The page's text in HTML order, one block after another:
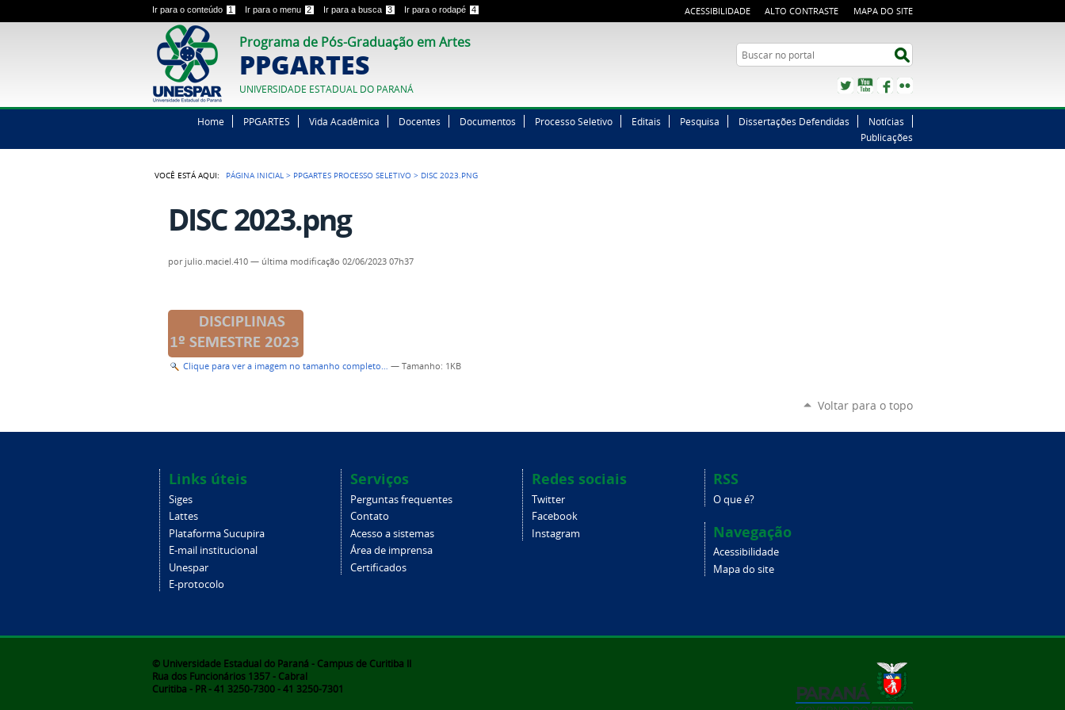
Ir para o conteúdo 1 Ir para o menu 2 Ir para a busca 3 Ir para o rodapé 4 ACESSIBILIDADE ALTO CONTRASTE MAPA DO SITE
Programa de Pós-Graduação em Artes
PPGARTES
UNIVERSIDADE ESTADUAL DO PARANÁ
Buscar no portal
TwitterYouTubeFacebook
Home PPGARTES Vida Acadêmica Docentes Documentos Processo Seletivo Editais Pesquisa Dissertações Defendidas
Notícias
Publicações
VOCÊ ESTÁ AQUI: PÁGINA INICIAL > PPGARTES PROCESSO SELETIVO > DISC 2023.PNG
DISC 2023.png
por julio.maciel.410— última modificação 02/06/2023 07h37
Clique para ver a imagem no tamanho completo… — Tamanho: 1KB
Voltar para o topo
Links úteis
Siges
Lattes
Plataforma Sucupira
E-mail institucional
Unespar
E-protocolo
Serviços
Perguntas frequentes
Contato
Acesso a sistemas
Área de imprensa
Certificados
Redes sociais
Twitter
Facebook
Instagram
RSS
O que é?
Navegação
Acessibilidade
Mapa do site
© Universidade Estadual do Paraná - Campus de Curitiba II
Rua dos Funcionários 1357 - Cabral
Curitiba - PR - 41 3250-7300 - 41 3250-7301